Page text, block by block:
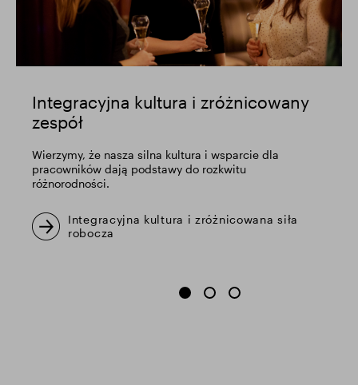
Integracyjna kultura i zróżnicowany
zespół
Wierzymy, że nasza silna kultura i wsparcie dla
pracowników dają podstawy do rozkwitu
różnorodności.
Integracyjna kultura i zróżnicowana siła
robocza